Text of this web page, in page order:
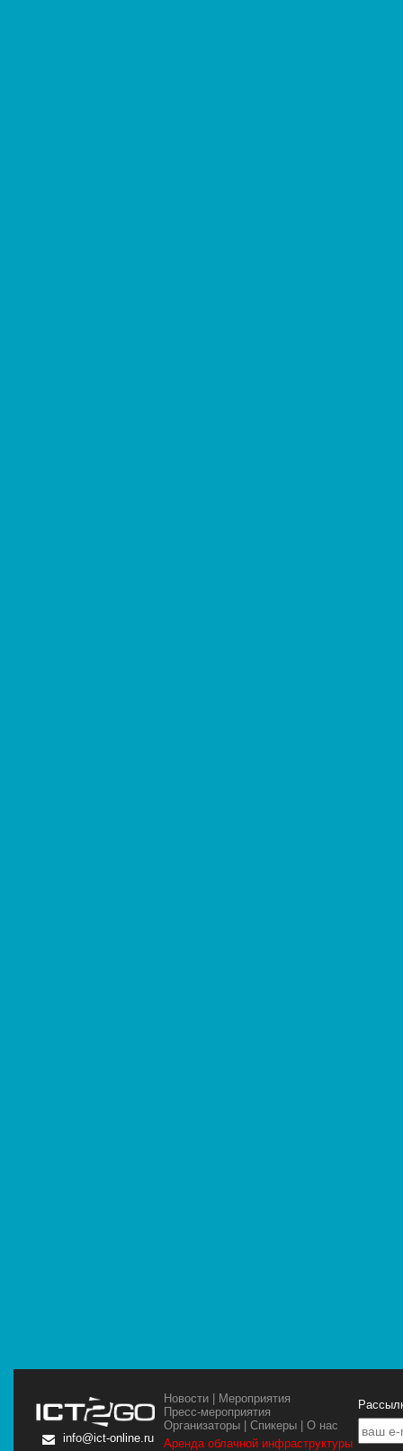
info@ict-online.ru
Новости
Мероприятия
Пресс-мероприятия
Организаторы |Спикеры |О нас
Аренда облачной инфраструктуры